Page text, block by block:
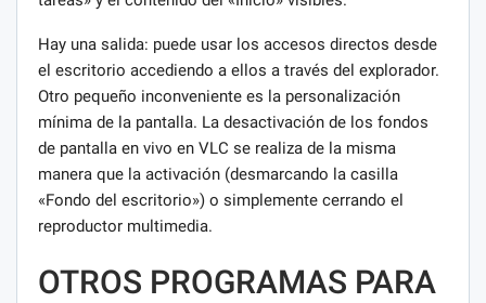
Hay una salida: puede usar los accesos directos desde
el escritorio accediendo a ellos a través del explorador.
Otro pequeño inconveniente es la personalización
mínima de la pantalla. La desactivación de los fondos
de pantalla en vivo en VLC se realiza de la misma
manera que la activación (desmarcando la casilla
«Fondo del escritorio») o simplemente cerrando el
reproductor multimedia.
OTROS PROGRAMAS PARA